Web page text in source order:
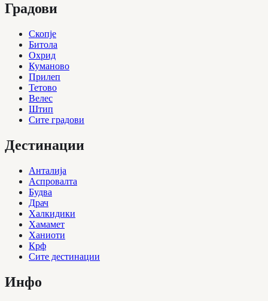
Градови
Скопје
Битола
Охрид
Куманово
Прилеп
Тетово
Велес
Штип
Сите градови
Дестинации
Анталија
Аспровалта
Будва
Драч
Халкидики
Хамамет
Ханиоти
Крф
Сите дестинации
Инфо